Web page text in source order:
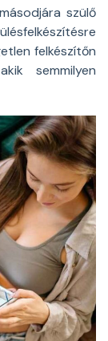
szülő
felkészítőn
semmilyen